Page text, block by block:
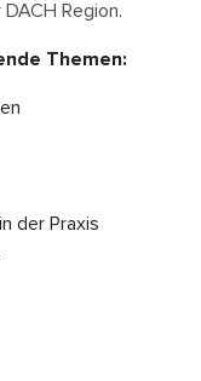
Region.
Themen:
der Praxis